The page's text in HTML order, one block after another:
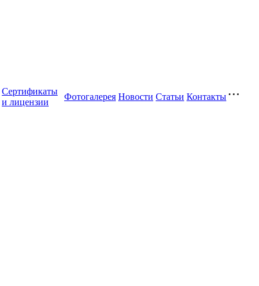
Сертификаты
и лицензии
Фотогалерея Новости Статьи Контакты